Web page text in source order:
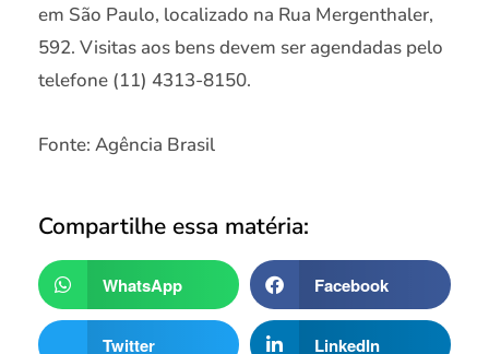
em São Paulo, localizado na Rua Mergenthaler,
592. Visitas aos bens devem ser agendadas pelo
telefone (11) 4313-8150.
Fonte: Agência Brasil
Compartilhe essa matéria:
WhatsApp Facebook
Twitter LinkedIn